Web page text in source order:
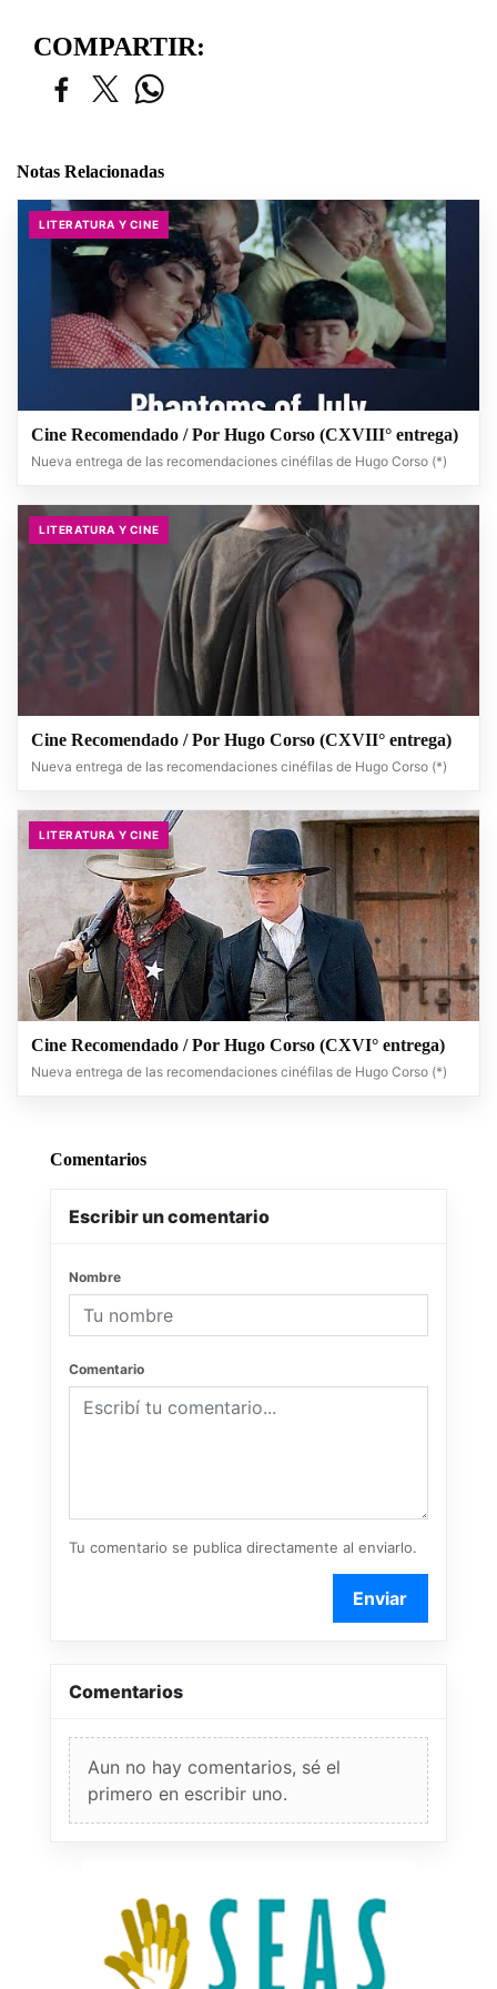
COMPARTIR:
Notas Relacionadas
LITERATURA Y CINE
Cine Recomendado / Por Hugo Corso (CXVIII° entrega)
Nueva entrega de las recomendaciones cinéfilas de Hugo Corso (*)
LITERATURA Y CINE
Cine Recomendado / Por Hugo Corso (CXVII° entrega)
Nueva entrega de las recomendaciones cinéfilas de Hugo Corso (*)
LITERATURA Y CINE
Cine Recomendado / Por Hugo Corso (CXVI° entrega)
Nueva entrega de las recomendaciones cinéfilas de Hugo Corso (*)
Comentarios
Escribir un comentario
Nombre
Comentario
Tu comentario se publica directamente al enviarlo.
Enviar
Comentarios
Aun no hay comentarios, sé el
primero en escribir uno.